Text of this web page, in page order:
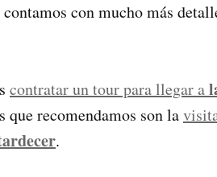
contamos con mucho más
contratar un tour para llegar a
que recomendamos son la
.